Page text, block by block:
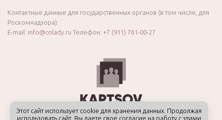
Контактные данные для государственных органов (в том числе, для
Роскомнадзора):
E-mail: info@colady.ru Телефон: +7 (911) 761-00-27
Этот сайт использует cookie для хранения данных. Продолжая
использовать сайт, Вы даете свое согласие на работу с этими